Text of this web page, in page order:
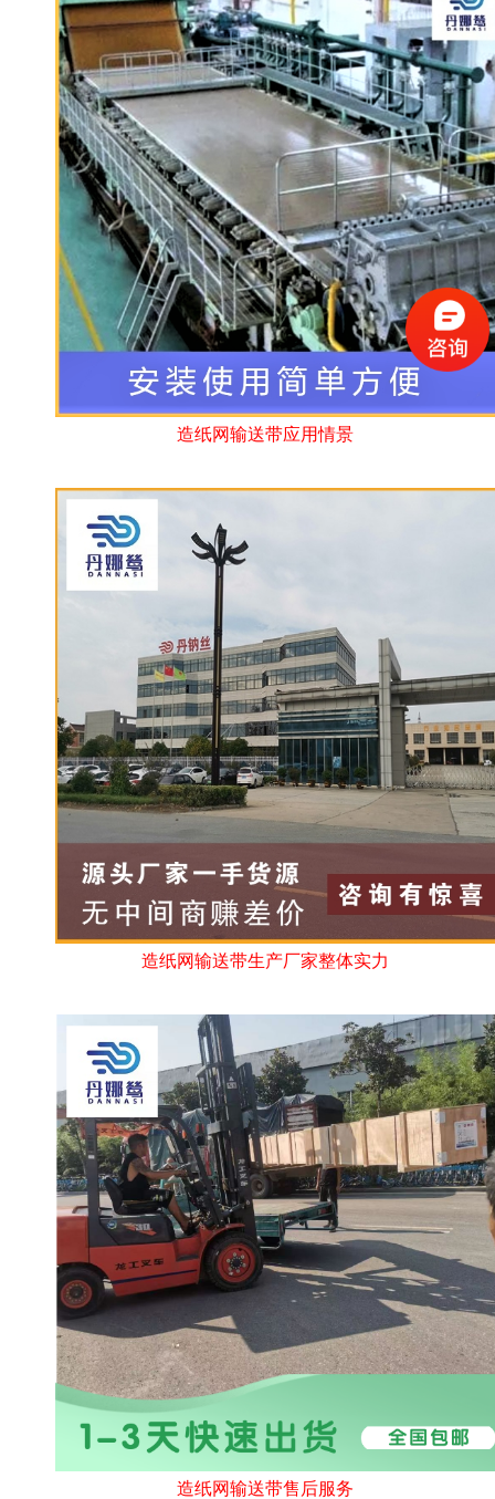
造纸网输送带应用情景
造纸网输送带生产厂家整体实力
造纸网输送带售后服务